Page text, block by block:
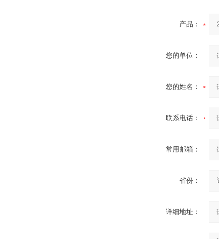
产品：
您的单位：
您的姓名：
联系电话：
常用邮箱：
省份：
详细地址：